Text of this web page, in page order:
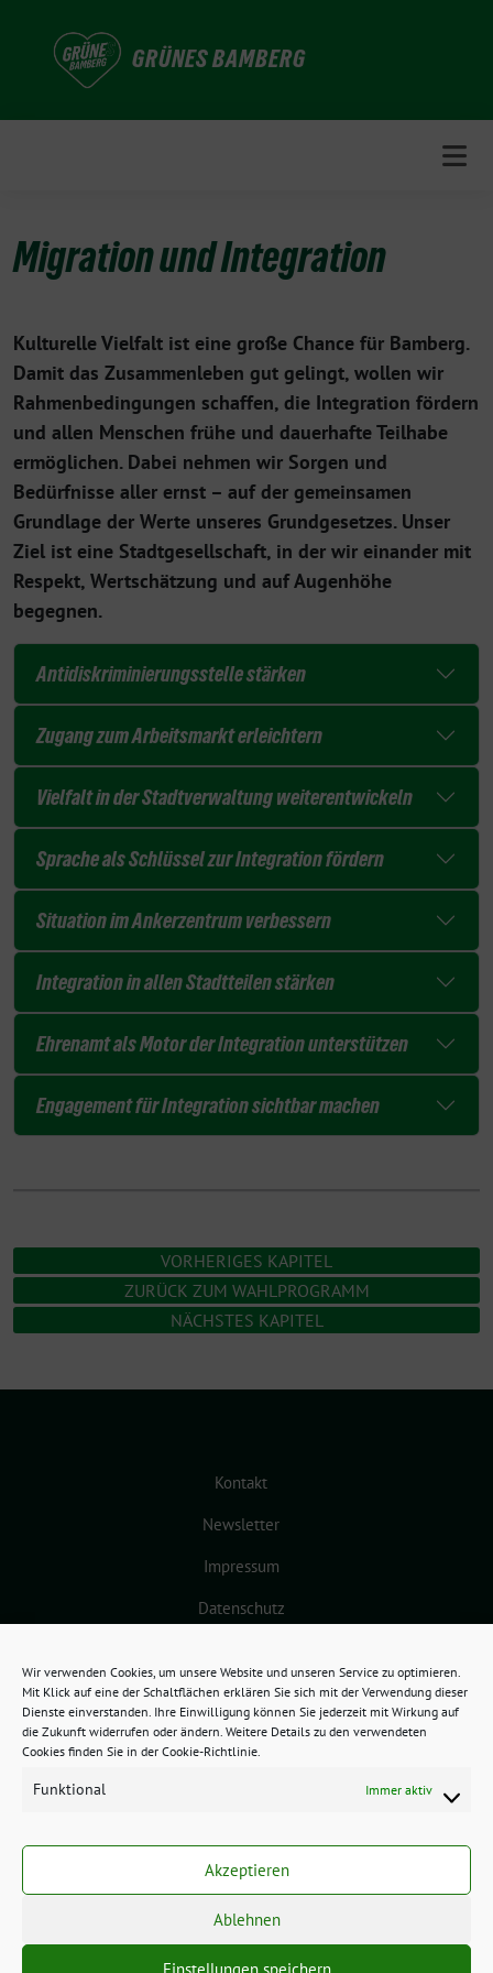
Wir verwenden Cookies, um unsere Website und unseren Service zu optimieren.
Mit Klick auf eine der Schaltflächen erklären Sie sich mit der Verwendung dieser
Dienste einverstanden. Ihre Einwilligung können Sie jederzeit mit Wirkung auf
die Zukunft widerrufen oder ändern. Weitere Details zu den verwendeten
Cookies finden Sie in der Cookie-Richtlinie.
Funktional Immer aktiv
Akzeptieren
Ablehnen
Einstellungen speichern
GRÜNES BAMBERG
Migration und Integration
Kulturelle Vielfalt ist eine große Chance für Bamberg.
Damit das Zusammenleben gut gelingt, wollen wir
Rahmenbedingungen schaffen, die Integration fördern
und allen Menschen frühe und dauerhafte Teilhabe
ermöglichen. Dabei nehmen wir Sorgen und
Bedürfnisse aller ernst – auf der gemeinsamen
Grundlage der Werte unseres Grundgesetzes. Unser
Ziel ist eine Stadtgesellschaft, in der wir einander mit
Respekt, Wertschätzung und auf Augenhöhe
begegnen.
Antidiskriminierungsstelle stärken
Zugang zum Arbeitsmarkt erleichtern
Vielfalt in der Stadtverwaltung weiterentwickeln
Sprache als Schlüssel zur Integration fördern
Situation im Ankerzentrum verbessern
Integration in allen Stadtteilen stärken
Ehrenamt als Motor der Integration unterstützen
Engagement für Integration sichtbar machen
VORHERIGES KAPITEL
ZURÜCK ZUM WAHLPROGRAMM
NÄCHSTES KAPITEL
Kontakt
Newsletter
Impressum
Datenschutz
freie grüne Themesunflower‐ ein